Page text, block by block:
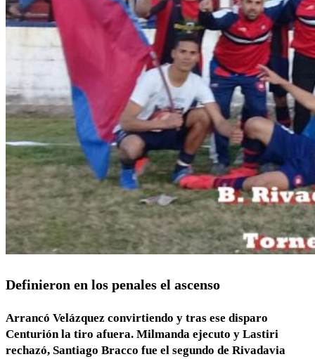
Definieron en los penales el ascenso
Arrancó Velázquez convirtiendo y tras ese disparo
Centurión la tiro afuera. Milmanda ejecuto y Lastiri
rechazó, Santiago Bracco fue el segundo de Rivadavia